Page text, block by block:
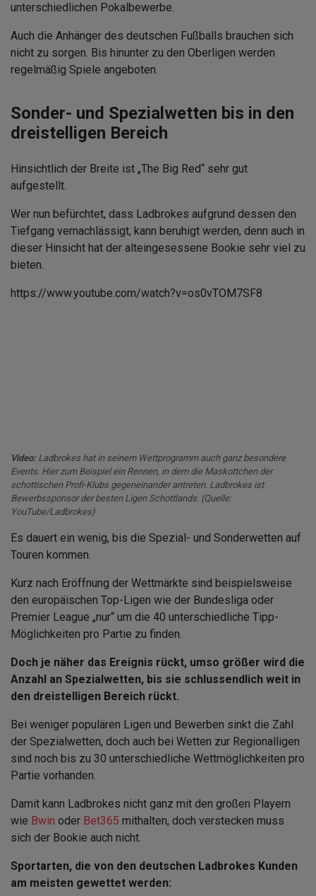
unterschiedlichen Pokalbewerbe.
Auch die Anhänger des deutschen Fußballs brauchen sich
nicht zu sorgen. Bis hinunter zu den Oberligen werden
regelmäßig Spiele angeboten.
Sonder- und Spezialwetten bis in den
dreistelligen Bereich
Hinsichtlich der Breite ist „The Big Red“ sehr gut
aufgestellt.
Wer nun befürchtet, dass Ladbrokes aufgrund dessen den
Tiefgang vernachlässigt, kann beruhigt werden, denn auch in
dieser Hinsicht hat der alteingesessene Bookie sehr viel zu
bieten.
https://www.youtube.com/watch?v=os0vTOM7SF8
Video:Ladbrokes hat in seinem Wettprogramm auch ganz besondere
Events. Hier zum Beispiel ein Rennen, in dem die Maskottchen der
schottischen Profi-Klubs gegeneinander antreten. Ladbrokes ist
Bewerbssponsor der besten Ligen Schottlands. (Quelle:
YouTube/Ladbrokes)
Es dauert ein wenig, bis die Spezial- und Sonderwetten auf
Touren kommen.
Kurz nach Eröffnung der Wettmärkte sind beispielsweise
den europäischen Top-Ligen wie der Bundesliga oder
Premier League „nur“ um die 40 unterschiedliche Tipp-
Möglichkeiten pro Partie zu finden.
Doch je näher das Ereignis rückt, umso größer wird die
Anzahl an Spezialwetten, bis sie schlussendlich weit in
den dreistelligen Bereich rückt.
Bei weniger populären Ligen und Bewerben sinkt die Zahl
der Spezialwetten, doch auch bei Wetten zur Regionalligen
sind noch bis zu 30 unterschiedliche Wettmöglichkeiten pro
Partie vorhanden.
Damit kann Ladbrokes nicht ganz mit den großen Playern
wie Bwin oder Bet365 mithalten, doch verstecken muss
sich der Bookie auch nicht.
Sportarten, die von den deutschen Ladbrokes Kunden
am meisten gewettet werden: